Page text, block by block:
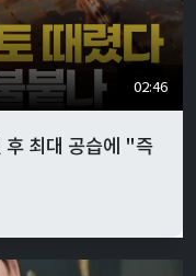
02:46
최대 공습에 "즉